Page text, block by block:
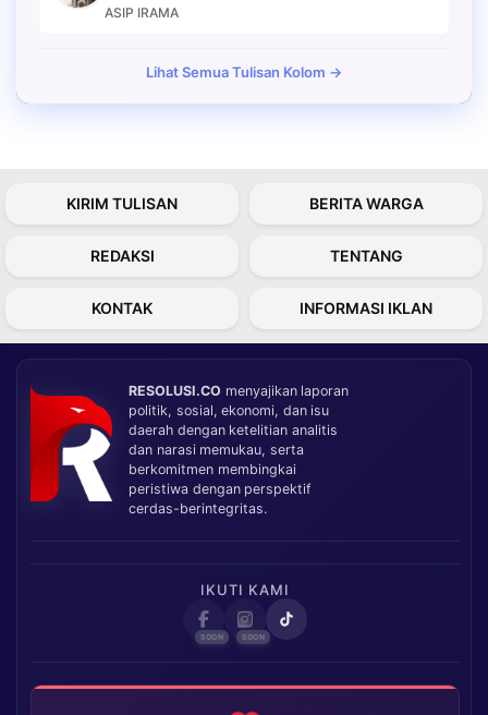
ASIP IRAMA
Lihat Semua Tulisan Kolom →
KIRIM TULISAN BERITA WARGA
REDAKSI TENTANG
KONTAK INFORMASI IKLAN
RESOLUSI.CO menyajikan laporan
politik, sosial, ekonomi, dan isu
daerah dengan ketelitian analitis
dan narasi memukau, serta
berkomitmen membingkai
peristiwa dengan perspektif
cerdas-berintegritas.
IKUTI KAMI